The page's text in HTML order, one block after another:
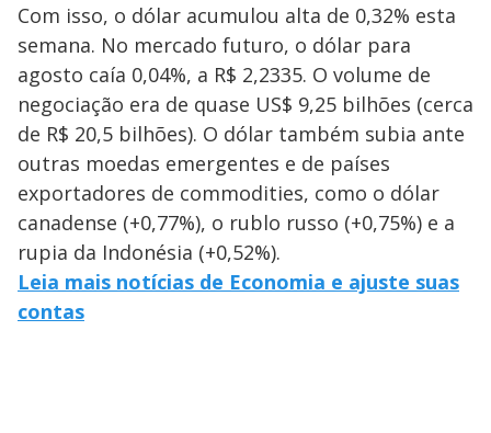
Com isso, o dólar acumulou alta de 0,32% esta
semana. No mercado futuro, o dólar para
agosto caía 0,04%, a R$ 2,2335. O volume de
negociação era de quase US$ 9,25 bilhões (cerca
de R$ 20,5 bilhões). O dólar também subia ante
outras moedas emergentes e de países
exportadores de commodities, como o dólar
canadense (+0,77%), o rublo russo (+0,75%) e a
rupia da Indonésia (+0,52%).
Leia mais notícias de Economia e ajuste suas
contas